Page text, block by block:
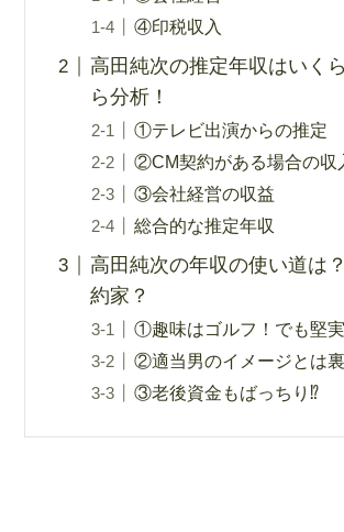
④印税収入
高田純次の推定年収はいく
ら分析！
①テレビ出演からの推定
②CM契約がある場合の収
③会社経営の収益
総合的な推定年収
高田純次の年収の使い道は
約家？
①趣味はゴルフ！でも堅実
②適当男のイメージとは裏
③老後資金もばっちり⁉︎